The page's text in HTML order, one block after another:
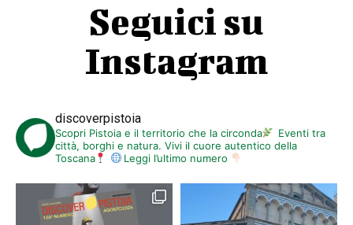
Seguici su
Instagram
discoverpistoia
Scopri Pistoia e il territorio che la circonda
Eventi tra
città, borghi e natura. Vivi il cuore autentico della
Toscana
Leggi l’ultimo numero